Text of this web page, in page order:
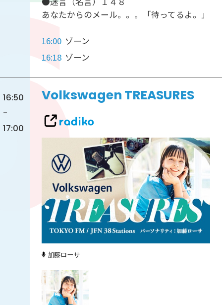
あなたからのメール。。。「待ってるよ。」
16:00 ゾーン
16:18 ゾーン
16:50
-
17:00
Volkswagen TREASURES
加藤ローサ